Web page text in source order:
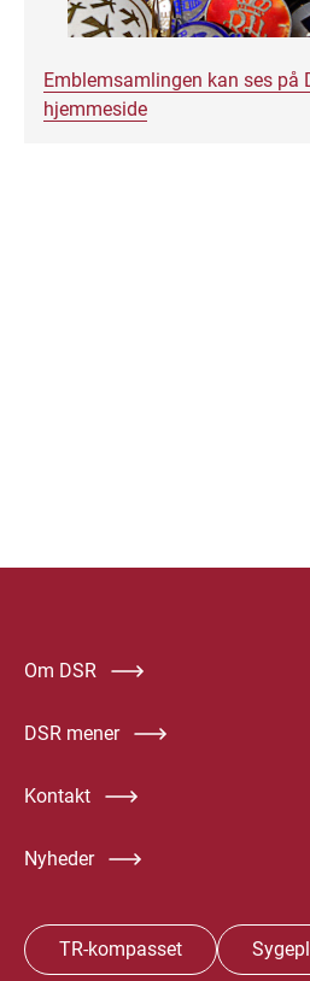
Emblemsamlingen kan ses på
hjemmeside
Om DSR
DSR mener
Kontakt
Nyheder
TR-kompasset